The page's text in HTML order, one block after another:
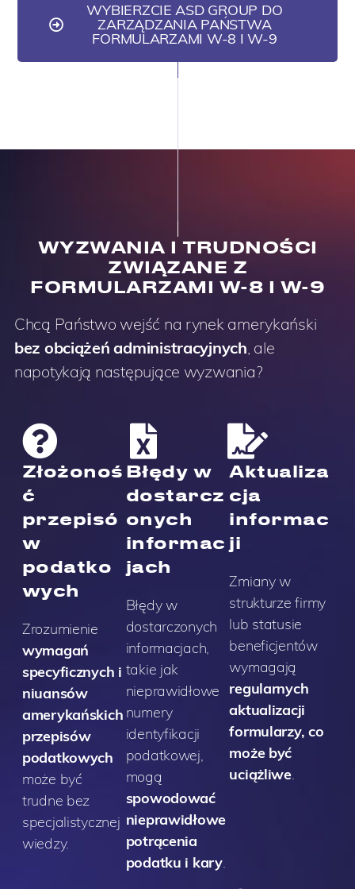
WYBIERZCIE ASD GROUP DO
ZARZĄDZANIA PAŃSTWA
FORMULARZAMI W-8 I W-9
WYZWANIA I TRUDNOŚCI
ZWIĄZANE Z
FORMULARZAMI W-8 I W-9
Chcą Państwo wejść na rynek amerykański
bez obciążeń administracyjnych, ale
napotykają następujące wyzwania?
Złożonoś
ć
przepisó
w
podatko
wych
Zrozumienie
wymagań
specyficznych i
niuansów
amerykańskich
przepisów
podatkowych
może być
trudne bez
specjalistycznej
wiedzy.
Błędy w
dostarcz
onych
informac
jach
Błędy w
dostarczonych
informacjach,
takie jak
nieprawidłowe
numery
identyfikacji
podatkowej,
mogą
spowodować
nieprawidłowe
potrącenia
podatku i kary.
Aktualiza
cja
informac
ji
Zmiany w
strukturze firmy
lub statusie
beneficjentów
wymagają
regularnych
aktualizacji
formularzy, co
może być
uciążliwe.